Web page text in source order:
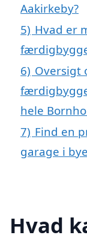
Aakirkeby?
5) Hvad er
6) Oversigt
hele
7) Find en
garage i
Hvad